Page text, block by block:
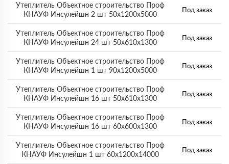
Утеплитель Объектное строительство Проф
КНАУФ Инсулейшн 2 шт 50х1200х5000
Под заказ
Утеплитель Объектное строительство Проф
КНАУФ Инсулейшн 24 шт 50х610х1300
Под заказ
Утеплитель Объектное строительство Проф
КНАУФ Инсулейшн 1 шт 90х1200х5000
Под заказ
Утеплитель Объектное строительство Проф
КНАУФ Инсулейшн 16 шт 50х610х1300
Под заказ
Утеплитель Объектное строительство Проф
КНАУФ Инсулейшн 16 шт 60х600х1300
Под заказ
Утеплитель Объектное строительство Проф
КНАУФ Инсулейшн 1 шт 60х1200х14000
Под заказ